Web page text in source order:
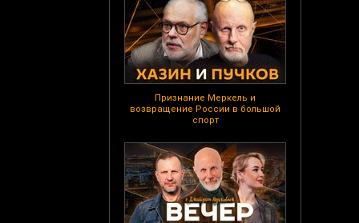
Признание Меркель и
возвращение России в большой
спорт